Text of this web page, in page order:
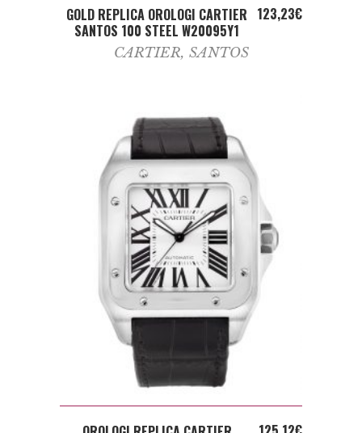
ADD TO CART
GOLD REPLICA OROLOGI CARTIER
SANTOS 100 STEEL W20095Y1
123,23€
CARTIER, SANTOS
ADD TO CART